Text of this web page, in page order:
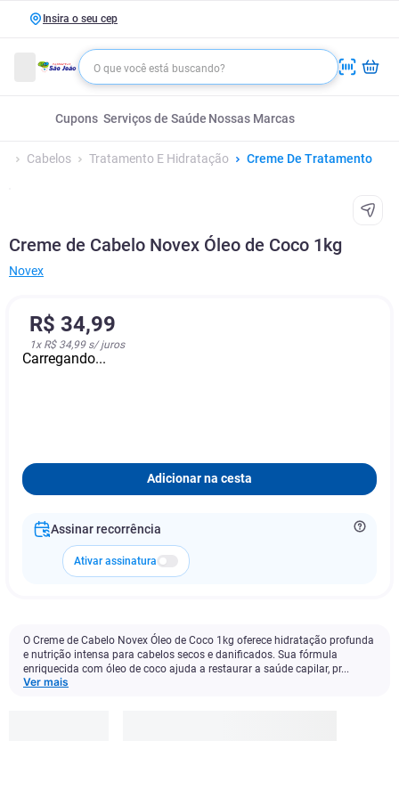
Insira o seu cep
Cupons Serviços de Saúde Nossas Marcas
Cabelos Tratamento E Hidratação Creme De Tratamento
Creme de Cabelo Novex Óleo de Coco 1kg
Novex
R$ 34,99
1x R$ 34,99s/ juros
Carregando...
Adicionar na cesta
Assinar recorrência
Ativar assinatura
O Creme de Cabelo Novex Óleo de Coco 1kg oferece hidratação profunda
e nutrição intensa para cabelos secos e danificados. Sua fórmula
enriquecida com óleo de coco ajuda a restaurar a saúde capilar, pr...
Ver mais